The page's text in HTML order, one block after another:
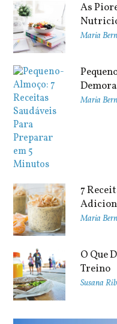
As
Maria
Maria
7
Maria
O Que
Treino
Susana